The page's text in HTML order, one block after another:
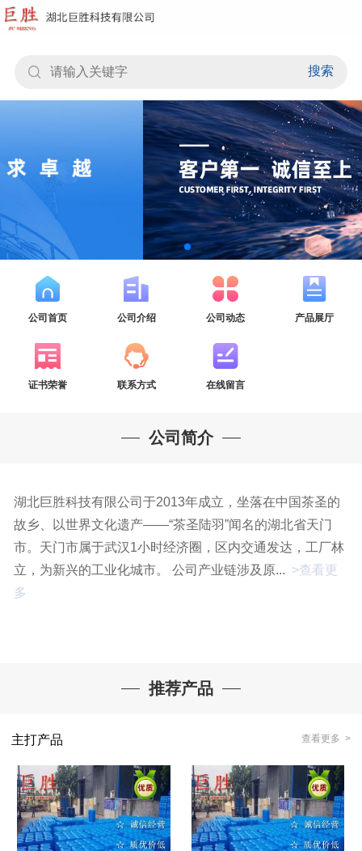
搜索
公司首页 公司介绍 公司动态 产品展厅
证书荣誉 联系方式 在线留言
公司简介
湖北巨胜科技有限公司于2013年成立，坐落在中国茶圣的
故乡、以世界文化遗产——“茶圣陆羽”闻名的湖北省天门
市。天门市属于武汉1小时经济圈，区内交通发达，工厂林
立，为新兴的工业化城市。 公司产业链涉及原... >查看更
多
推荐产品
主打产品 查看更多 >